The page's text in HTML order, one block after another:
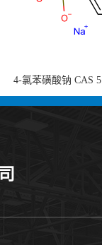
4-氯苯磺酸钠 CAS